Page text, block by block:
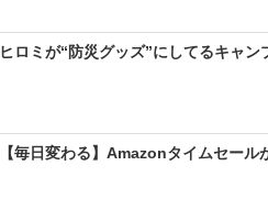
ヒロミが“防災グッズ”にしてるキャ
【毎日変わる】Amazonタイムセール